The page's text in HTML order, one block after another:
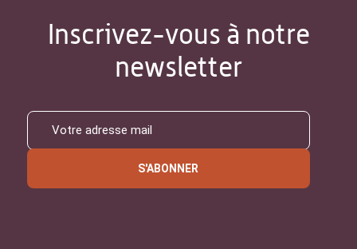
Inscrivez-vous à notre
newsletter
S'ABONNER